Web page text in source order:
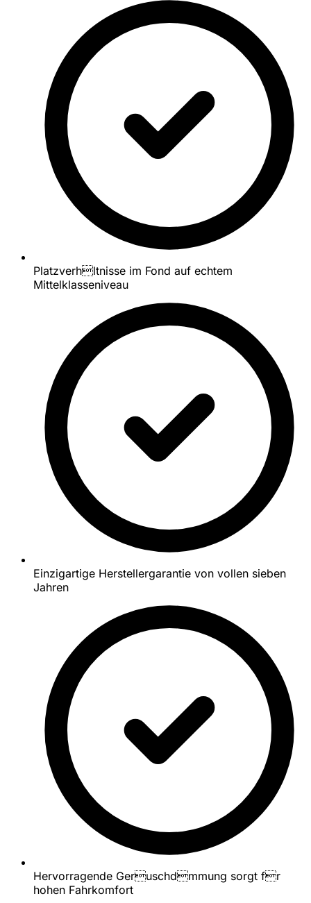
Platzverhltnisse im Fond auf echtem
Mittelklasseniveau
Einzigartige Herstellergarantie von vollen sieben
Jahren
Hervorragende Geruschdmmung sorgt fr
hohen Fahrkomfort